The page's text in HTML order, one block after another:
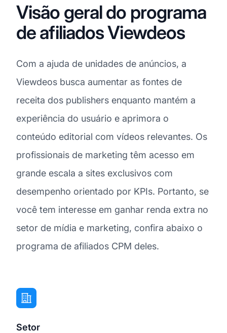
Visão geral do programa
de afiliados Viewdeos
Com a ajuda de unidades de anúncios, a
Viewdeos busca aumentar as fontes de
receita dos publishers enquanto mantém a
experiência do usuário e aprimora o
conteúdo editorial com vídeos relevantes. Os
profissionais de marketing têm acesso em
grande escala a sites exclusivos com
desempenho orientado por KPIs. Portanto, se
você tem interesse em ganhar renda extra no
setor de mídia e marketing, confira abaixo o
programa de afiliados CPM deles.
Setor